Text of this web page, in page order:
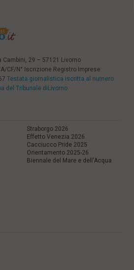
29 – 57121 Livorno
CF/N° Iscrizione Registro Imprese:
Testata giornalistica iscritta al numero
del Tribunale diLivorno
Straborgo 2026
Effetto Venezia 2026
Cacciucco Pride 2025
Orientamento 2025-26
Biennale del Mare e dell'Acqua